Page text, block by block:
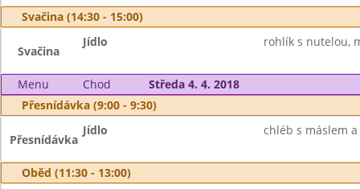
Svačina (14:30 - 15:00)
Svačina
Jídlo rohlík s nutelou,
Menu Chod
Středa 4. 4. 2018
Přesnídávka (9:00 - 9:30)
Přesnídávka
Jídlo chléb s máslem
Oběd (11:30 - 13:00)